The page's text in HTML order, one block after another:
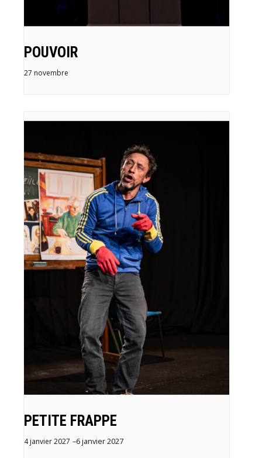
POUVOIR
27 novembre
PETITE FRAPPE
4 janvier 2027 –6 janvier 2027